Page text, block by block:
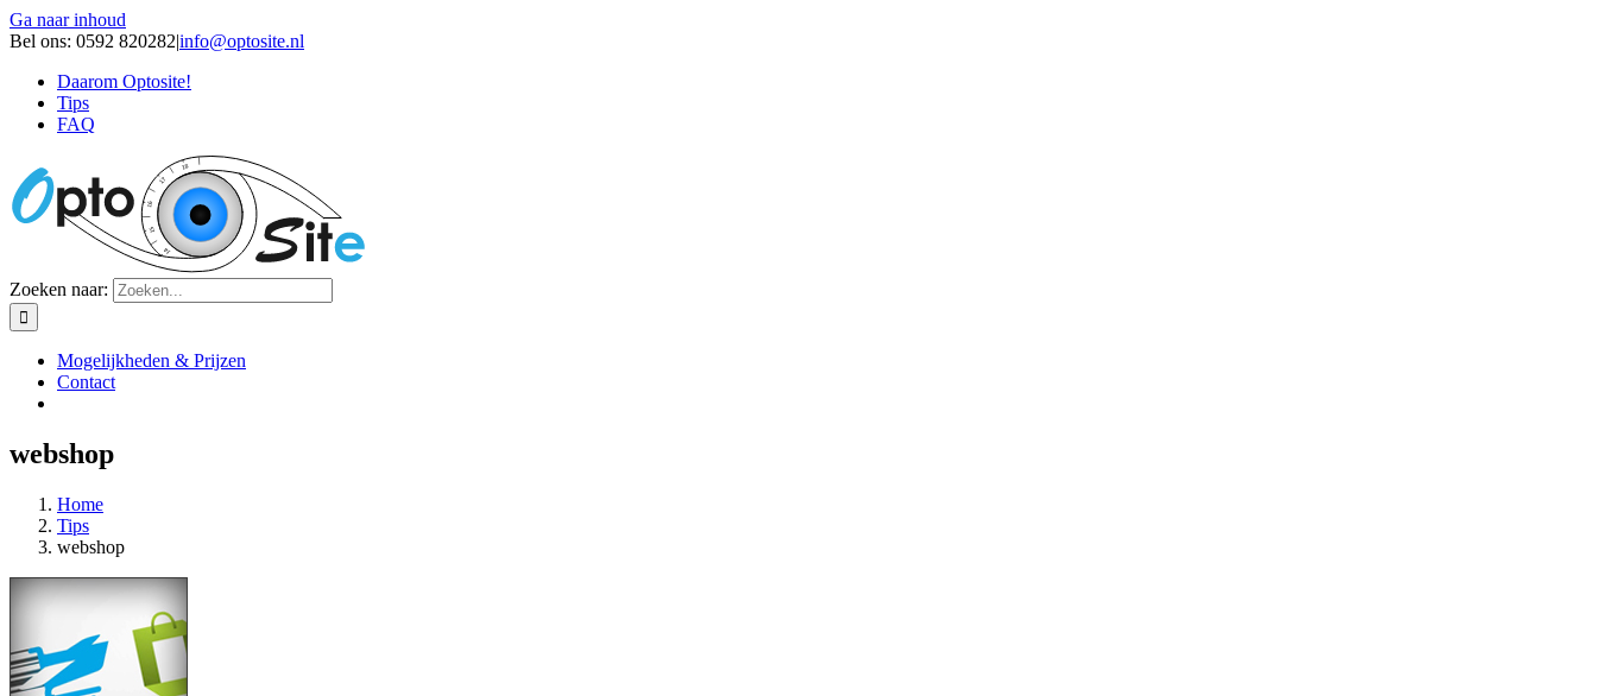
Ga naar inhoud
Bel ons: 0592 820282|info@optosite.nl
Daarom Optosite!
Tips
FAQ
Zoeken naar:
Mogelijkheden & Prijzen
Contact
webshop
Home
Tips
webshop